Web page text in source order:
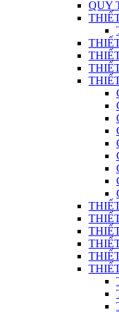
QUY